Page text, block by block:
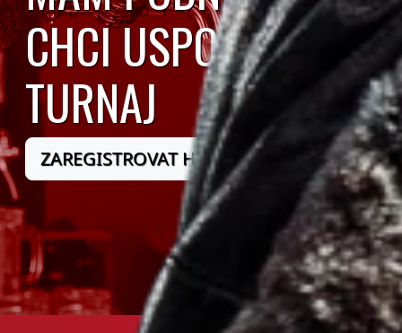
CHCI USPOŘÁDAT
TURNAJ
ZAREGISTROVAT HOSPODU